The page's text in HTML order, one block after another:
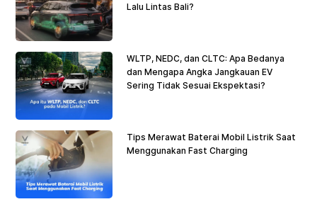
Lalu Lintas Bali?
WLTP, NEDC, dan CLTC: Apa Bedanya
dan Mengapa Angka Jangkauan EV
Sering Tidak Sesuai Ekspektasi?
Tips Merawat Baterai Mobil Listrik Saat
Menggunakan Fast Charging